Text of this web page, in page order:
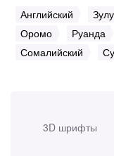
3D шрифты
Английский Зулу
Оромо
Руанда
Сомалийский